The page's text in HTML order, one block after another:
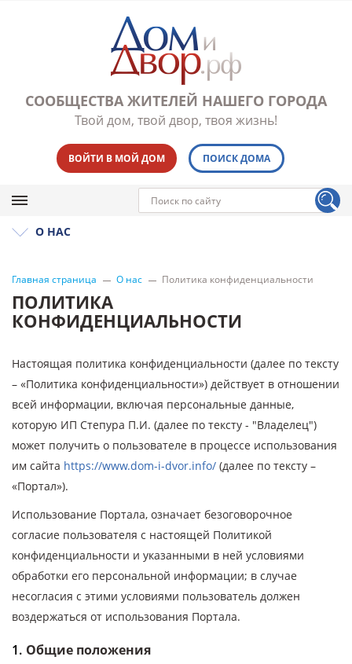
СООБЩЕСТВА ЖИТЕЛЕЙ НАШЕГО ГОРОДА
Твой дом, твой двор, твоя жизнь!
ВОЙТИ В МОЙ ДОМ ПОИСК ДОМА
О НАС
Главная страница О нас Политика конфиденциальности
ПОЛИТИКА
КОНФИДЕНЦИАЛЬНОСТИ
Настоящая политика конфиденциальности (далее по тексту
– «Политика конфиденциальности») действует в отношении
всей информации, включая персональные данные,
которую ИП Степура П.И. (далее по тексту - "Владелец")
может получить о пользователе в процессе использования
им сайта https://www.dom-i-dvor.info/ (далее по тексту –
«Портал»).
Использование Портала, означает безоговорочное
согласие пользователя с настоящей Политикой
конфиденциальности и указанными в ней условиями
обработки его персональной информации; в случае
несогласия с этими условиями пользователь должен
воздержаться от использования Портала.
Общие положения